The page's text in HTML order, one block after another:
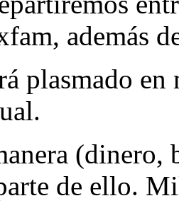
además
plasmado
de ello.